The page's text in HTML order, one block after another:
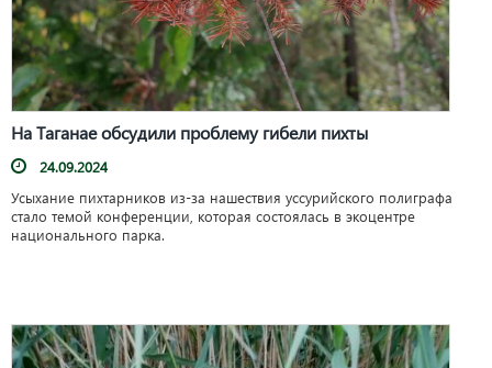
На Таганае обсудили проблему гибели пихты
24.09.2024
Усыхание пихтарников из-за нашествия уссурийского полиграфа
стало темой конференции, которая состоялась в экоцентре
национального парка.